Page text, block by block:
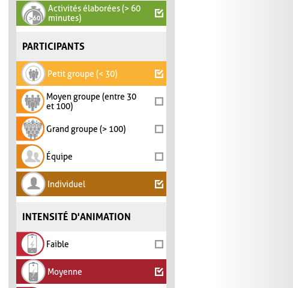
Activités élaborées (> 60
minutes)
PARTICIPANTS
Petit groupe (< 30)
Moyen groupe (entre 30
et 100)
Grand groupe (> 100)
Équipe
Individuel
INTENSITÉ D'ANIMATION
Faible
Moyenne